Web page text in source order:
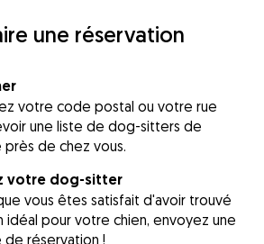
une réservation
votre code postal ou votre rue
une liste de dog-sitters de
près de chez vous.
votre dog-sitter
vous êtes satisfait d'avoir trouvé
idéal pour votre chien, envoyez une
réservation !